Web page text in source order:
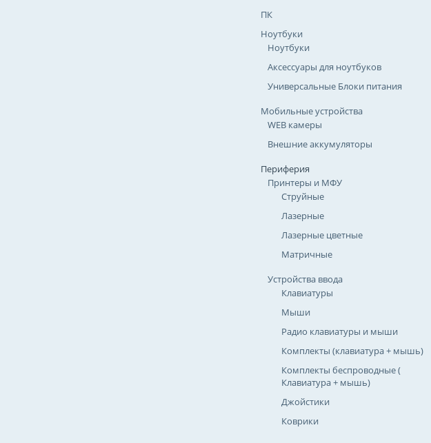
ПК
Ноутбуки
Ноутбуки
Аксессуары для ноутбуков
Универсальные Блоки питания
Мобильные устройства
WEB камеры
Внешние аккумуляторы
Периферия
Принтеры и МФУ
Струйные
Лазерные
Лазерные цветные
Матричные
Устройства ввода
Клавиатуры
Мыши
Радио клавиатуры и мыши
Комплекты (клавиатура + мышь)
Комплекты беспроводные (
Клавиатура + мышь)
Джойстики
Коврики